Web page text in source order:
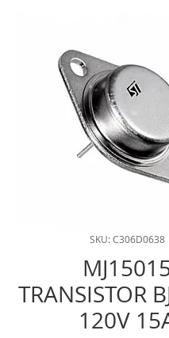
SKU: C306D0638
TRANSISTOR
120V